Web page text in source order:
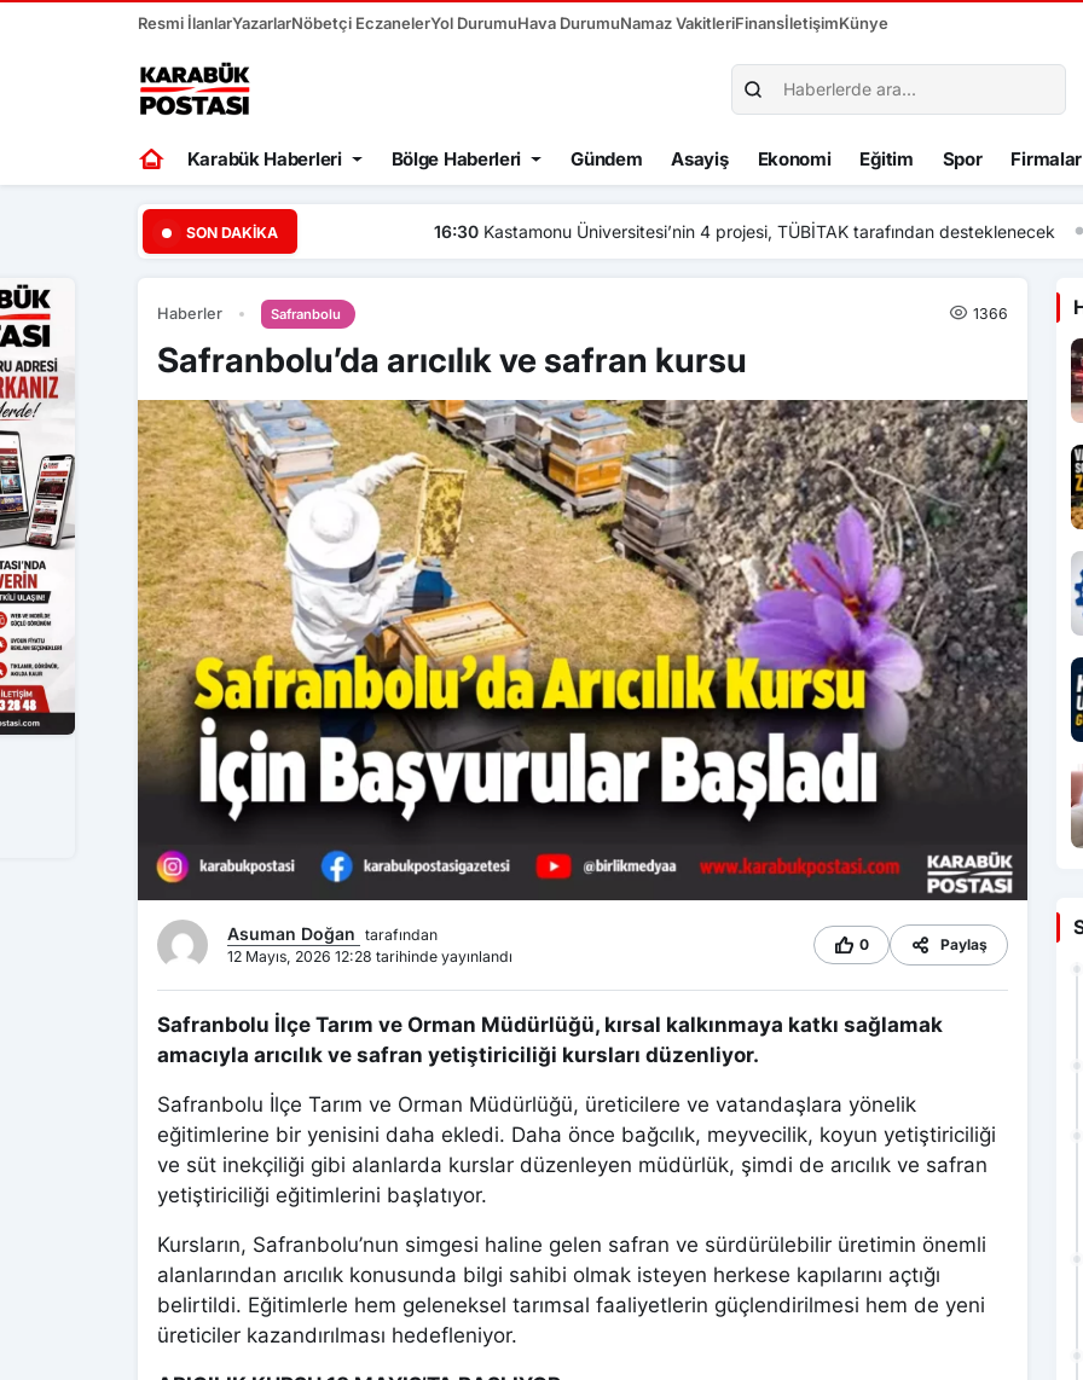
Resmi İlanlarYazarlarNöbetçi EczanelerYol DurumuHava DurumuNamaz VakitleriFinansİletişimKünye
Karabük Haberleri Bölge Haberleri Gündem Asayiş Ekonomi Eğitim Spor Firmalar
SON DAKIKA Kastamonu Üniversitesi’nin 4 projesi, TÜBİTAK tarafından desteklenecek
Haberler Safranbolu 1366
Safranbolu’da arıcılık ve safran kursu
Asuman Doğan tarafından
12 Mayıs, 2026 12:28 tarihinde yayınlandı
0 Paylaş
Safranbolu İlçe Tarım ve Orman Müdürlüğü, kırsal kalkınmaya katkı sağlamak
amacıyla arıcılık ve safran yetiştiriciliği kursları düzenliyor.
Safranbolu İlçe Tarım ve Orman Müdürlüğü, üreticilere ve vatandaşlara yönelik
eğitimlerine bir yenisini daha ekledi. Daha önce bağcılık, meyvecilik, koyun yetiştiriciliği
ve süt inekçiliği gibi alanlarda kurslar düzenleyen müdürlük, şimdi de arıcılık ve safran
yetiştiriciliği eğitimlerini başlatıyor.
Kursların, Safranbolu’nun simgesi haline gelen safran ve sürdürülebilir üretimin önemli
alanlarından arıcılık konusunda bilgi sahibi olmak isteyen herkese kapılarını açtığı
belirtildi. Eğitimlerle hem geleneksel tarımsal faaliyetlerin güçlendirilmesi hem de yeni
üreticiler kazandırılması hedefleniyor.